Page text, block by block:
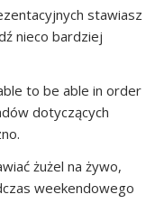
stawiasz
nieco bardziej
to be able in order
dotyczących
żużel na żywo,
weekendowego